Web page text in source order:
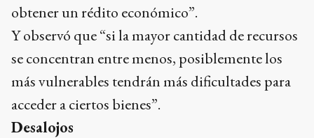
obtener un rédito económico”.
Y observó que “si la mayor cantidad de recursos
se concentran entre menos, posiblemente los
más vulnerables tendrán más dificultades para
acceder a ciertos bienes”.
Desalojos